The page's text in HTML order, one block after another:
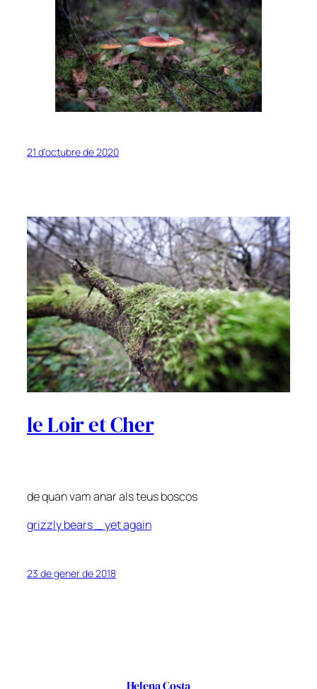
21 d'octubre de 2020
le Loir et Cher
de quan vam anar als teus boscos
grizzly bears _ yet again
23 de gener de 2018
Helena Costa